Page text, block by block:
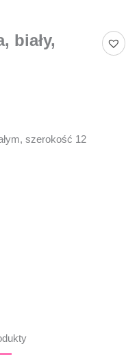
biały,
szerokość 12